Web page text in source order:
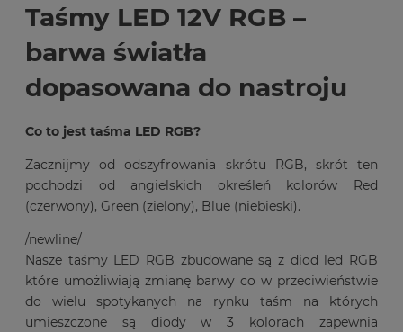
Taśmy LED 12V RGB –
barwa światła
dopasowana do nastroju
Co to jest taśma LED RGB?
Zacznijmy od odszyfrowania skrótu RGB, skrót ten
pochodzi od angielskich określeń kolorów Red
(czerwony), Green (zielony), Blue (niebieski).
/newline/
Nasze taśmy LED RGB zbudowane są z diod led RGB
które umożliwiają zmianę barwy co w przeciwieństwie
do wielu spotykanych na rynku taśm na których
umieszczone są diody w 3 kolorach zapewnia